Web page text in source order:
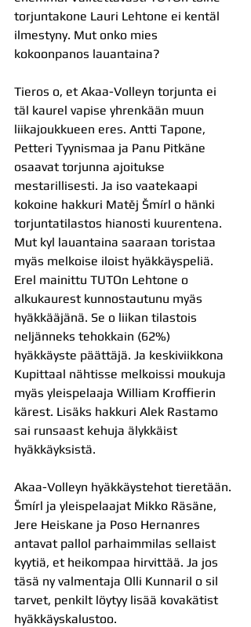
torjuntakone Lauri Lehtone ei kentäl
ilmestyny. Mut onko mies
kokoonpanos lauantaina?
Tieros o, et Akaa-Volleyn torjunta ei
täl kaurel vapise yhrenkään muun
liikajoukkueen eres. Antti Tapone,
Petteri Tyynismaa ja Panu Pitkäne
osaavat torjunna ajoitukse
mestarillisesti. Ja iso vaatekaapi
kokoine hakkuri Matěj Šmírl o hänki
torjuntatilastos hianosti kuurentena.
Mut kyl lauantaina saaraan toristaa
myäs melkoise iloist hyäkkäyspeliä.
Erel mainittu TUTOn Lehtone o
alkukaurest kunnostautunu myäs
hyäkkääjänä. Se o liikan tilastois
neljänneks tehokkain (62%)
hyäkkäyste päättäjä. Ja keskiviikkona
Kupittaal nähtisse melkoissi moukuja
myäs yleispelaaja William Kroffierin
kärest. Lisäks hakkuri Alek Rastamo
sai runsaast kehuja älykkäist
hyäkkäyksistä.
Akaa-Volleyn hyäkkäystehot tieretään.
Šmírl ja yleispelaajat Mikko Räsäne,
Jere Heiskane ja Poso Hernanres
antavat pallol parhaimmilas sellaist
kyytiä, et heikompaa hirvittää. Ja jos
täsä ny valmentaja Olli Kunnaril o sil
tarvet, penkilt löytyy lisää kovakätist
hyäkkäyskalustoo.